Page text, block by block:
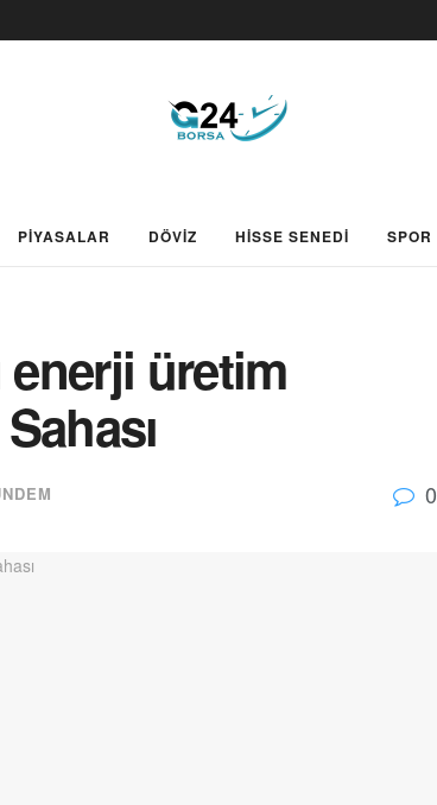
PİYASALAR DÖVİZ HİSSE SENEDİ SPOR
enerji üretim
0